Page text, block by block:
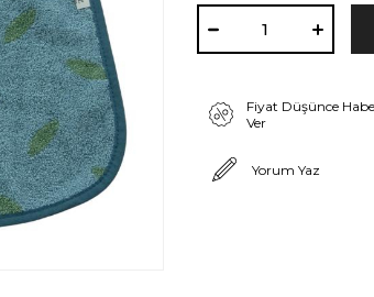
Fiyat Düşünce
Ver
Yorum Yaz